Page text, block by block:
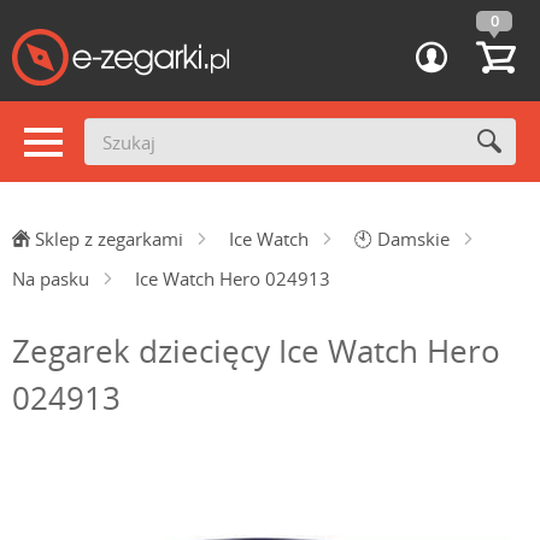
0
Sklep z zegarkami Ice Watch 🕙 Damskie
Na pasku
Ice Watch Hero 024913
Zegarek dziecięcy Ice Watch Hero
024913